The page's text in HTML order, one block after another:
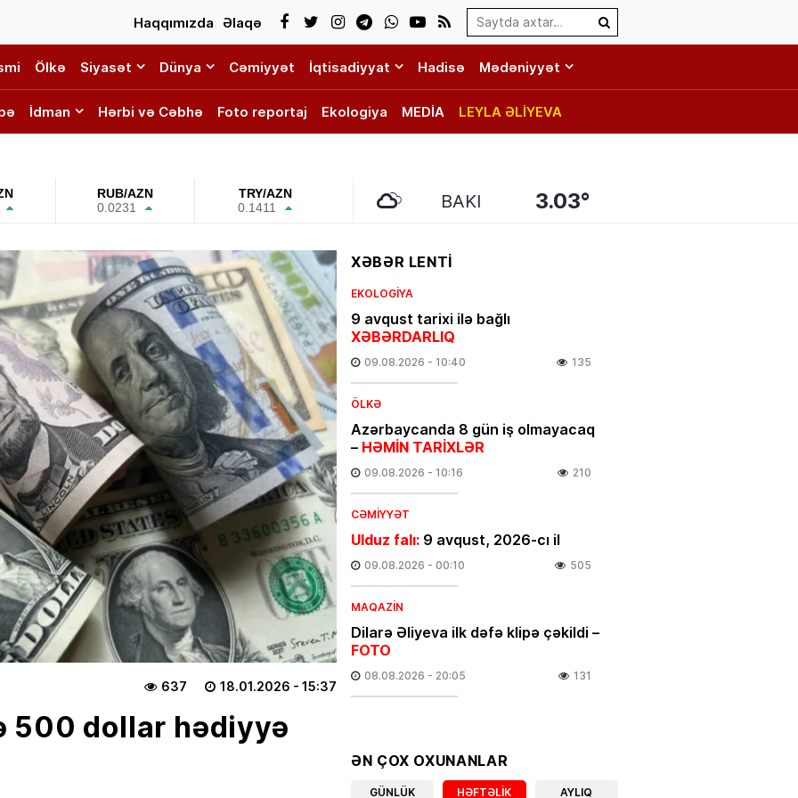
Search…
Haqqımızda Əlaqə
Ölkə Siyasət Dünya Cəmiyyət İqtisadiyyat Hadisə Mədəniyyət
İdman Hərbi və Cəbhə Foto reportaj Ekologiya MEDİA LEYLA ƏLİYEVA
RUB/AZN
0.0231
TRY/AZN
0.1411
BAKI 3.03°
18.01.2026 - 15:37
637
500 dollar hədiyyə
XƏBƏR LENTİ
EKOLOGIYA
9 avqust tarixi ilə bağlı
XƏBƏRDARLIQ
09.08.2026 - 10:40 135
ÖLKƏ
Azərbaycanda 8 gün iş olmayacaq
– HƏMİN TARİXLƏR
09.08.2026 - 10:16 210
CƏMIYYƏT
Ulduz falı: 9 avqust, 2026-cı il
09.08.2026 - 00:10 505
MAQAZIN
Dilarə Əliyeva ilk dəfə klipə çəkildi –
FOTO
08.08.2026 - 20:05 131
İMPERİYASI ÇÖKÜR – Bakının
mərkəzində yandırılan arxivlər və…
ƏN ÇOX OXUNANLAR
GÜNLÜK HƏFTƏLIK AYLIQ